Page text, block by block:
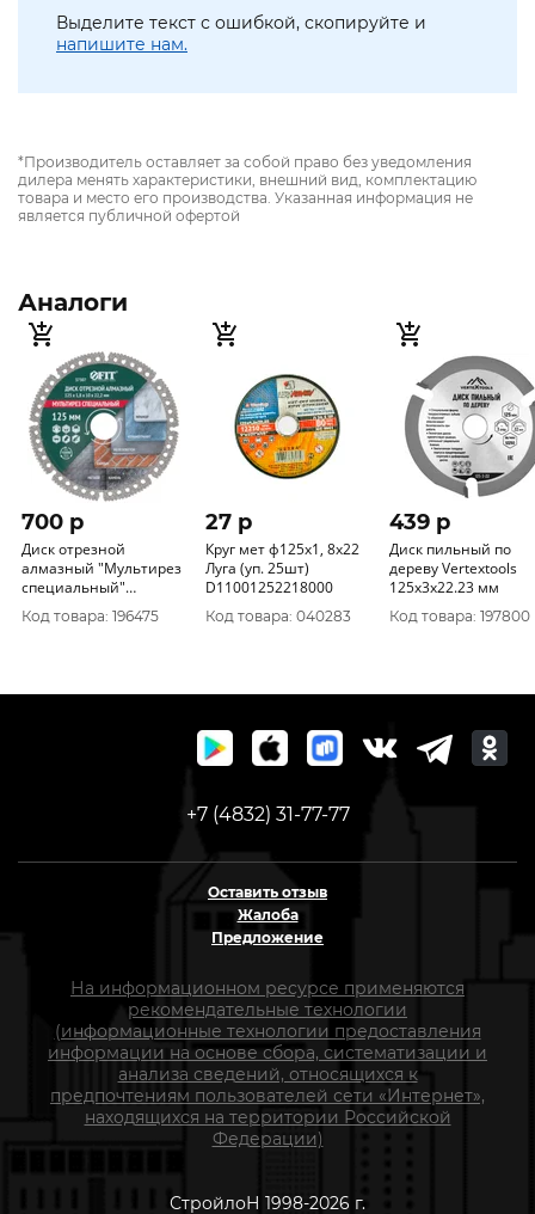
Выделите текст с ошибкой, скопируйте и
напишите нам.
*Производитель оставляет за собой право без уведомления
дилера менять характеристики, внешний вид, комплектацию
товара и место его производства. Указанная информация не
является публичной офертой
Аналоги
700 p
Диск отрезной
алмазный "Мультирез
специальный"
универсальный,
вакуумное спекание
Код товара: 196475
27 p
Круг мет ф125х1, 8х22
Луга (уп. 25шт)
D11001252218000
Код товара: 040283
439 p
Диск пильный по
дереву Vertextools
125х3х22.23 мм
Код товара: 197800
+7 (4832) 31-77-77
Оставить отзыв
Жалоба
Предложение
На информационном ресурсе применяются
рекомендательные технологии
(информационные технологии предоставления
информации на основе сбора, систематизации и
анализа сведений, относящихся к
предпочтениям пользователей сети «Интернет»,
находящихся на территории Российской
Федерации)
СтройлоН 1998-2026 г.